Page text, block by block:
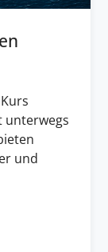
unterwegs
und